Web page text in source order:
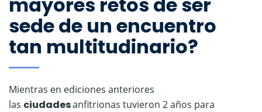
sede de un encuentro
tan multitudinario?
Mientras en ediciones anteriores
las ciudadesanfitrionas tuvieron 2 años para